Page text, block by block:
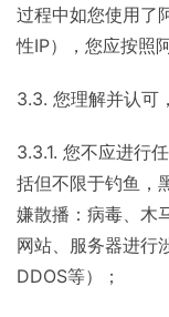
过程中如您使用了
性IP），您应按照
3.3. 您理解并认可
3.3.1. 您不应进行
括但不限于钓鱼，
嫌散播：病毒、木
网站、服务器进行
DDOS等）；